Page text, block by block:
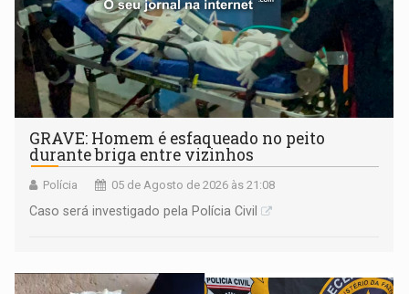
GRAVE: Homem é esfaqueado no peito
durante briga entre vizinhos
Polícia 05 de Agosto de 2026 às 21:08
Caso será investigado pela Polícia Civil